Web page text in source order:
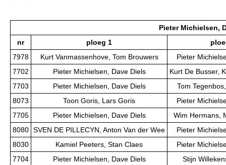
Pieter Michielsen,
nr
ploeg 1
7978
Kurt Vanmassenhove, Tom Brouwers
Pieter
7702
Pieter Michielsen, Dave Diels
Kurt De Busser,
7703
Pieter Michielsen, Dave Diels
Tom
8073
Toon Goris, Lars Goris
Pieter
7705
Pieter Michielsen, Dave Diels
Wim Hermans,
8080 SVEN DE PILLECYN, Anton Van der Wee
Pieter
8030
Kamiel Peeters, Stan Claes
Pieter
7704
Pieter Michielsen, Dave Diels
Stijn